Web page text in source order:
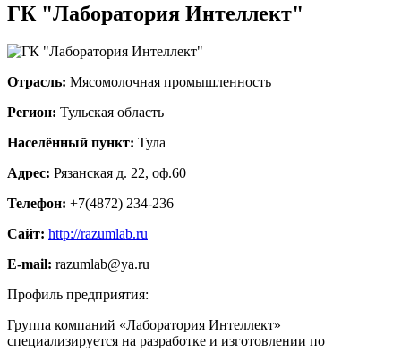
ГК "Лаборатория Интеллект"
Отрасль: Мясомолочная промышленность
Регион: Тульская область
Населённый пункт: Тула
Адрес: Рязанская д. 22, оф.60
Телефон: +7(4872) 234-236
Сайт: http://razumlab.ru
E-mail: razumlab@ya.ru
Профиль предприятия:
Группа компаний «Лаборатория Интеллект»
специализируется на разработке и изготовлении по